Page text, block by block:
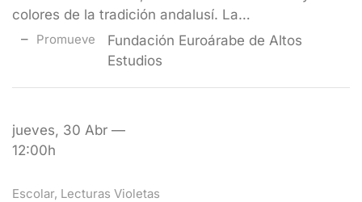
colores de la tradición andalusí. La…
Promueve
Fundación Euroárabe de Altos
Estudios
jueves, 30 Abr —
12:00h
Escolar, Lecturas Violetas